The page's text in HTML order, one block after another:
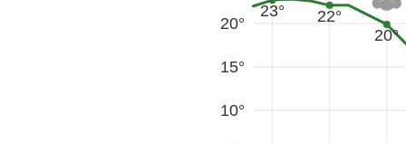
10°
15°
20°
23°
22°
20°